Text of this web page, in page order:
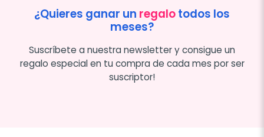
¿Quieres ganar un regalotodos los
meses?
Suscríbete a nuestra newsletter y consigue un
regalo especial en tu compra de cada mes por ser
suscriptor!